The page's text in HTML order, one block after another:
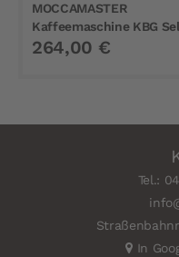
MOCCAMASTER
Kaffeemaschine KBG
Stone Grey
264,00 €
Tel.:
In